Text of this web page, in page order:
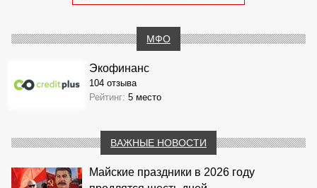
МФО
Экофинанс
104 отзыва
Рейтинг: 5 место
ВАЖНЫЕ НОВОСТИ
Майские праздники в 2026 году